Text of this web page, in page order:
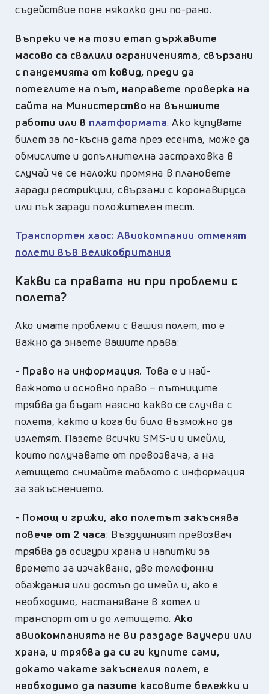
съдействие поне няколко дни по-рано.
Въпреки че на този етап държавите
масово са свалили ограниченията, свързани
с пандемията от ковид, преди да
потеглите на път, направете проверка на
сайта на Министерство на външните
работи или в платформата. Ако купувате
билет за по-късна дата през есента, може да
обмислите и допълнителна застраховка в
случай че се наложи промяна в плановете
заради рестрикции, свързани с коронавируса
или пък заради положителен тест.
Транспортен хаос: Авиокомпании отменят
полети във Великобритания
Какви са правата ни при проблеми с
полета?
Ако имате проблеми с вашия полет, то е
важно да знаете вашите права:
- Право на информация. Това е и най-
важното и основно право – пътниците
трябва да бъдат наясно какво се случва с
полета, както и кога би било възможно да
излетят. Пазете всички SMS-и и имейли,
които получавате от превозвача, а на
летището снимайте таблото с информация
за закъснението.
- Помощ и грижи, ако полетът закъснява
повече от 2 часа: Въздушният превозвач
трябва да осигури храна и напитки за
времето за изчакване, две телефонни
обаждания или достъп до имейл и, ако е
необходимо, настаняване в хотел и
транспорт от и до летището. Ако
авиокомпанията не ви раздаде ваучери или
храна, и трябва да си ги купите сами,
докато чакате закъснелия полет, е
необходимо да пазите касовите бележки и